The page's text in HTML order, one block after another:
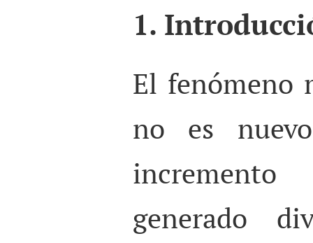
1.
El fenómeno
no es
generado